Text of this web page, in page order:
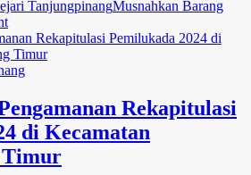
TanjungpinangMusnahkan Barang
on
Kejari
Tanjungpinang
Musnahkan
Bukti
Narkotika
dan
Kejahatan
Lainnya
Rekapitulasi
di Kecamatan
Timur